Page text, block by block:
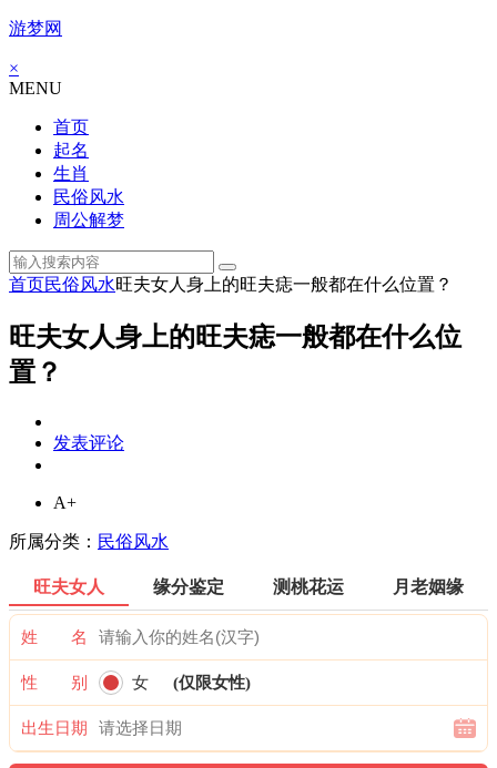
游梦网
×
MENU
首页
起名
生肖
民俗风水
周公解梦
首页民俗风水旺夫女人身上的旺夫痣一般都在什么位置？
旺夫女人身上的旺夫痣一般都在什么位
置？
发表评论
A+
所属分类： 民俗风水
旺夫女人 缘分鉴定 测桃花运 月老姻缘
姓 名
性 别 女 (仅限女性)
出生日期